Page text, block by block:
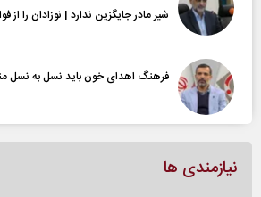
شیر مادر جایگزین ندارد | نوزادان را از
فرهنگ اهدای خون باید نسل به نسل
نیازمندی ها